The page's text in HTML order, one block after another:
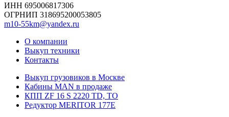
ИНН 695006817306
ОГРНИП 318695200053805
m10-55km@yandex.ru
О компании
Выкуп техники
Контакты
Выкуп грузовиков в Москве
Кабины MAN в продаже
КПП ZF 16 S 2220 TD, TO
Редуктор MERITOR 177Е